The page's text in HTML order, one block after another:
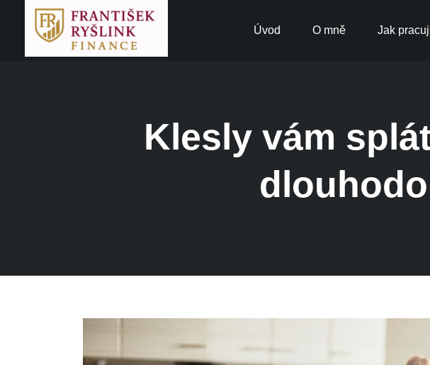
Úvod O mně Jak
Klesly vám